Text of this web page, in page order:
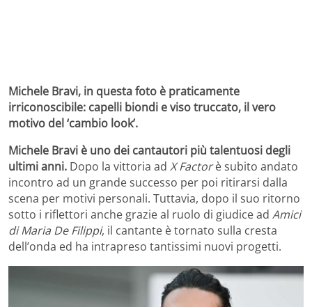
Michele Bravi, in questa foto è praticamente
irriconoscibile: capelli biondi e viso truccato, il vero
motivo del ‘cambio look’.
Michele Bravi è uno dei cantautori più talentuosi degli
ultimi anni. Dopo la vittoria ad X Factorè subito andato
incontro ad un grande successo per poi ritirarsi dalla
scena per motivi personali. Tuttavia, dopo il suo ritorno
sotto i riflettori anche grazie al ruolo di giudice ad Amici
di Maria De Filippi, il cantante è tornato sulla cresta
dell’onda ed ha intrapreso tantissimi nuovi progetti.